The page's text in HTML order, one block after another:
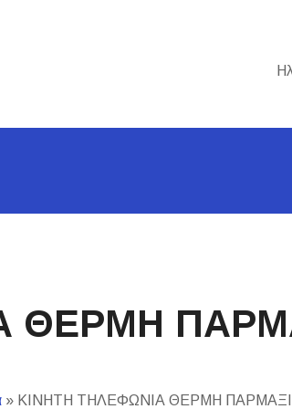
ΘΕΡΜΗ
» ΚΙΝΗΤΗ ΤΗΛΕΦΩΝΙΑ ΘΕΡΜΗ